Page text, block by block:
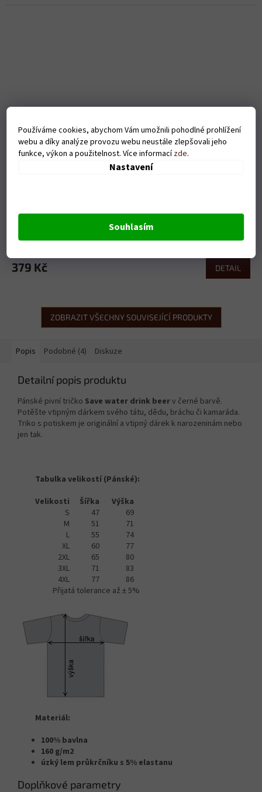
Používáme cookies, abychom Vám umožnili pohodlné prohlížení
webu a díky analýze provozu webu neustále zlepšovali jeho
funkce, výkon a použitelnost. Více informacízde.
Nastavení
Souhlasím
Skladem
379 Kč DETAIL
ZOBRAZIT VŠECHNY SOUVISEJÍCÍ PRODUKTY
Popis Podobné (4) Diskuze
Detailní popis produktu
Pánské pivní tričko Save water drink beerv černé barvě.
Potěšte vtipným dárkem svého tátu, dědu, bráchu či kamaráda.
Triko s potiskem je originální a vtipný dárek k narozeninám nebo
jen tak.
Tabulka velikostí (Pánské):
Velikosti
Šířka
Výška
S
47
69
M
51
71
L
55
74
XL
60
77
2XL
65
80
3XL
71
83
4XL
77
86
Přijatá tolerance až ± 5%
Materiál:
100% bavlna
160 g/m2
úzký lem průkrčníku s 5% elastanu
Doplňkové parametry